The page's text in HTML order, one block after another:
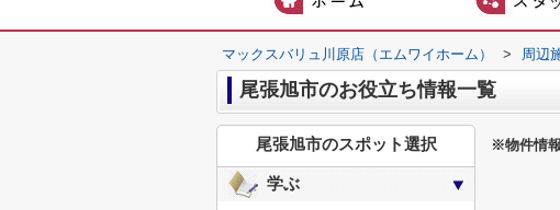
マックスバリュ川原店（エムワイホーム） > 周辺
尾張旭市のお役立ち情報一覧
※物件情
尾張旭市のスポット選択
学ぶ